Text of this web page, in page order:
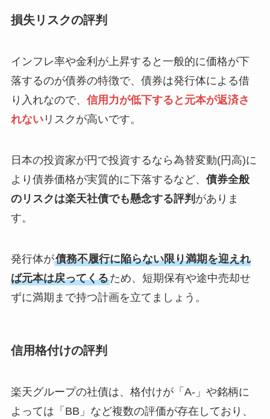
損失リスクの評判
インフレ率や金利が上昇すると一般的に価格が下
落するのが債券の特徴で、債券は発行体による借
り入れなので、 信用力が低下すると元本が返済さ
れないリスクが高いです。
日本の投資家が円で投資するなら為替変動(円高)に
より債券価格が実質的に下落するなど、 債券全般
のリスクは楽天社債でも懸念する評判 がありま
す。
発行体が債務不履行に陥らない限り満期を迎えれ
ば元本は戻ってくるため、短期保有や途中売却せ
ずに満期まで持つ計画を立てましょう。
信用格付けの評判
楽天グループの社債は、格付けが「A-」や銘柄に
よっては「BB」など複数の評価が存在しており、